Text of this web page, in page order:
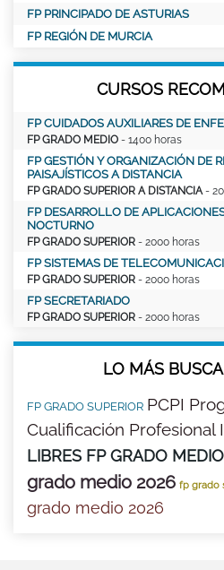
FP PRINCIPADO DE ASTURIAS
FP REGIÓN DE MURCIA
CURSOS
FP CUIDADOS AUXILIARES DE
FP GRADO MEDIO - 1400 horas
FP GESTIÓN Y ORGANIZACIÓN DE
PAISAJÍSTICOS A DISTANCIA
FP GRADO SUPERIOR A DISTANCIA-
FP DESARROLLO DE
NOCTURNO
FP GRADO SUPERIOR - 2000 horas
FP SISTEMAS DE
FP GRADO SUPERIOR - 2000 horas
FP SECRETARIADO
FP GRADO SUPERIOR - 2000 horas
LO MÁS
FP GRADO SUPERIOR PCPI
Cualificación Profesional
LIBRES FP GRADO MEDIO
grado medio 2026 fp grado
grado medio 2026